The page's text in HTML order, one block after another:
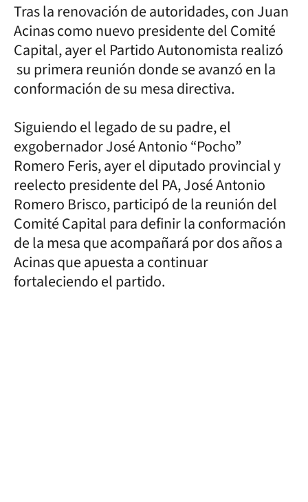
Tras la renovación de autoridades, con Juan
Acinas como nuevo presidente del Comité
Capital, ayer el Partido Autonomista realizó
su primera reunión donde se avanzó en la
conformación de su mesa directiva.
Siguiendo el legado de su padre, el
exgobernador José Antonio “Pocho”
Romero Feris, ayer el diputado provincial y
reelecto presidente del PA, José Antonio
Romero Brisco, participó de la reunión del
Comité Capital para definir la conformación
de la mesa que acompañará por dos años a
Acinas que apuesta a continuar
fortaleciendo el partido.